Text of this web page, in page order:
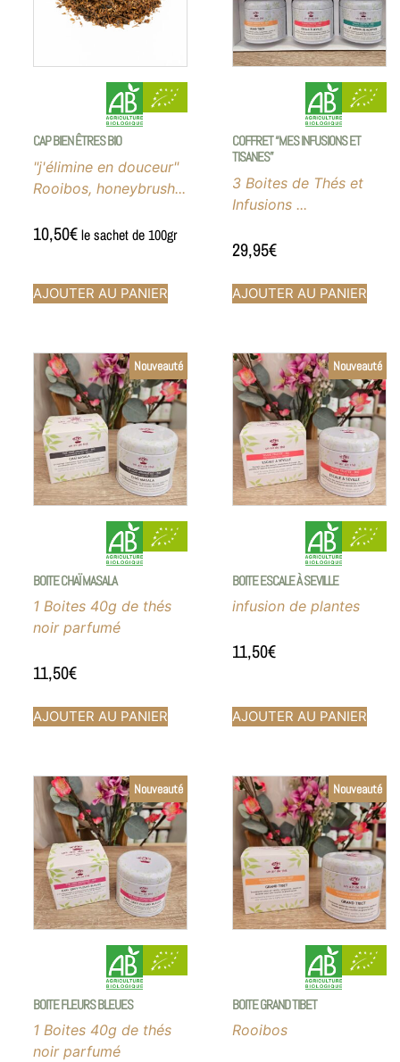
CAP BIEN ÊTRES BIO
"j'élimine en douceur"
Rooibos, honeybrush...
10,50€le sachet de 100gr
AJOUTER AU PANIER
COFFRET “MES INFUSIONS ET
TISANES”
3 Boites de Thés et
Infusions ...
29,95€
AJOUTER AU PANIER
Nouveauté
BOITE CHAÏ MASALA
1 Boites 40g de thés
noir parfumé
11,50€
AJOUTER AU PANIER
Nouveauté
BOITE ESCALE À SEVILLE
infusion de plantes
11,50€
AJOUTER AU PANIER
Nouveauté
BOITE FLEURS BLEUES
1 Boites 40g de thés
noir parfumé
Nouveauté
BOITE GRAND TIBET
Rooibos